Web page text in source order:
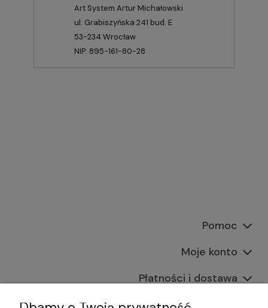
Art System Artur Michałowski
ul. Grabiszyńska 241 bud. E
53-234 Wrocław
NIP: 895-161-80-28
Pomoc
Moje konto
Płatności i dostawa
Informacje